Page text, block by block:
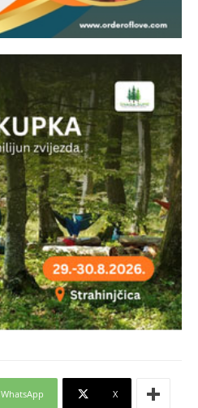
WhatsApp X